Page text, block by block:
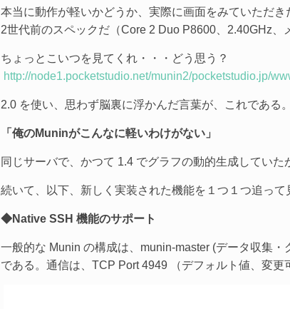
本当に動作が軽いかどうか、実際に画面をみていただき
2世代前のスペックだ（Core 2 Duo P8600、2.40GHz、
ちょっとこいつを見てくれ・・・どう思う？
http://node1.pocketstudio.net/munin2/pocketstudio.jp/
2.0 を使い、思わず脳裏に浮かんだ言葉が、これである。
「俺のMuninがこんなに軽いわけがない」
同じサーバで、かつて 1.4 でグラフの動的生成していた
続いて、以下、新しく実装された機能を１つ１つ追って
◆Native SSH 機能のサポート
一般的な Munin の構成は、munin-master (データ収集
である。通信は、TCP Port 4949 （デフォルト値、変